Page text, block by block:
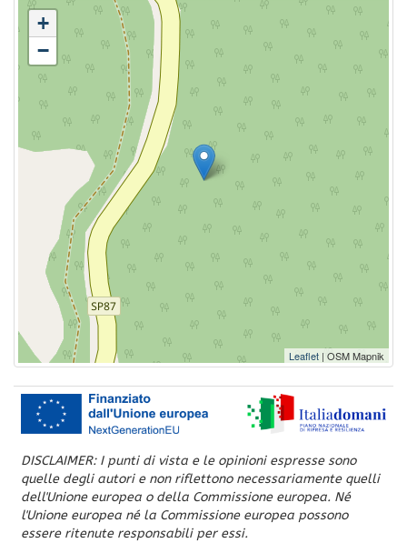
+
−
Leaflet | OSM Mapnik
DISCLAIMER: I punti di vista e le opinioni espresse sono
quelle degli autori e non riflettono necessariamente quelli
dell'Unione europea o della Commissione europea. Né
l'Unione europea né la Commissione europea possono
essere ritenute responsabili per essi.